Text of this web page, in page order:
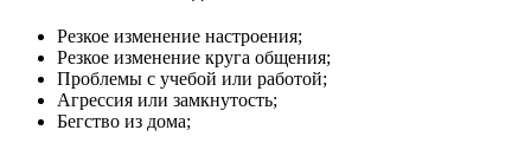
Резкое изменение настроения;
Резкое изменение круга общения;
Проблемы с учебой или работой;
Агрессия или замкнутость;
Бегство из дома;